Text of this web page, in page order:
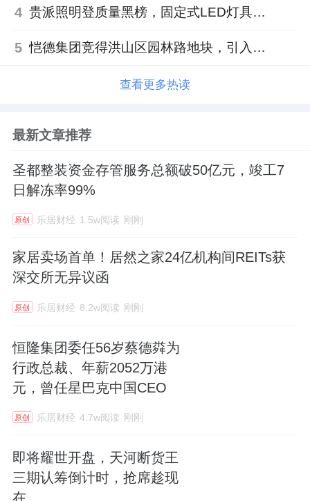
4 贵派照明登质量黑榜，固定式LED灯具抽检不合格
5 恺德集团竞得洪山区园林路地块，引入贝好家C2M产品定位及营销服务
查看更多热读
最新文章推荐
圣都整装资金存管服务总额破50亿元，竣工7
日解冻率99%
原创 乐居财经 1.5w阅读 刚刚
家居卖场首单！居然之家24亿机构间REITs获
深交所无异议函
原创 乐居财经 8.2w阅读 刚刚
恒隆集团委任56岁蔡德粦为
行政总裁、年薪2052万港
元，曾任星巴克中国CEO
原创 乐居财经 4.7w阅读 刚刚
即将耀世开盘，天河断货王
三期认筹倒计时，抢席趁现
在